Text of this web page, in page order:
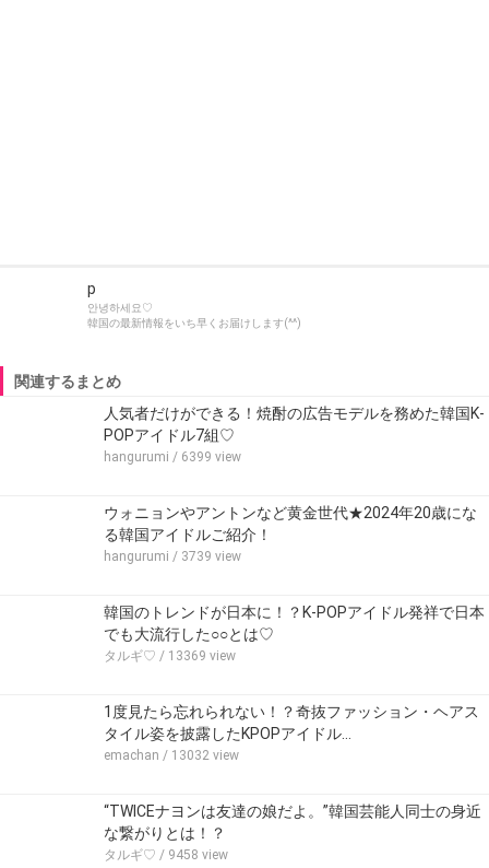
p
안녕하세요♡
韓国の最新情報をいち早くお届けします(^^)
関連するまとめ
人気者だけができる！焼酎の広告モデルを務めた韓国K-
POPアイドル7組♡
hangurumi / 6399 view
ウォニョンやアントンなど黄金世代★2024年20歳にな
る韓国アイドルご紹介！
hangurumi / 3739 view
韓国のトレンドが日本に！？K-POPアイドル発祥で日本
でも大流行した○○とは♡
タルギ♡ / 13369 view
1度見たら忘れられない！？奇抜ファッション・ヘアス
タイル姿を披露したKPOPアイドル…
emachan / 13032 view
“TWICEナヨンは友達の娘だよ。”韓国芸能人同士の身近
な繋がりとは！？
タルギ♡ / 9458 view